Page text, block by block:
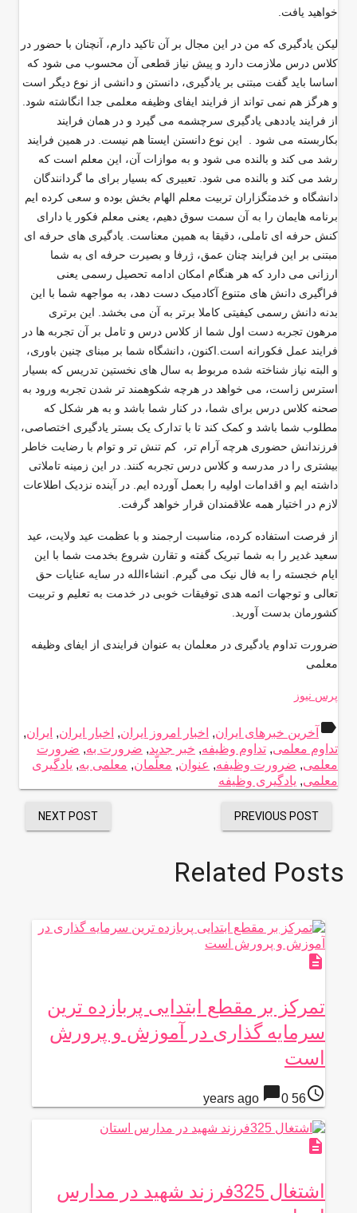
خواهید یافت
لیکن یادگیری که من در این مجال بر آن تاکید دارم، آنچنان با حضور در
کلاس درس ملازمت دارد و پیش نیاز قطعی آن محسوب می شود که
اساسا باید گفت مبتنی بر یادگیری، دانستن و دانشی از نوع دیگر است
و هرگز هم نمی تواند از فرایند ایفای وظیفه معلمی جدا انگاشته شود.
از فرایند یاددهی یادگیری سرچشمه می گیرد و در همان فرایند
بکاربسته می شود . این نوع دانستن ایستا هم نیست. در همین فرایند
رشد می کند و بالنده می شود و به موازات آن، این معلم است که
رشد می کند و بالنده می شود. تعبیری که بسیار برای ما گردانندگان
دانشگاه و خدمتگزاران تربیت معلم الهام بخش بوده و سعی کرده ایم
برنامه هایمان را به آن سمت سوق دهیم، یعنی معلم فکور یا دارای
کنش حرفه ای تاملی، دقیقا به همین معناست. یادگیری های حرفه ای
مبتنی بر این فرایند چنان عمق، ژرفا و بصیرت حرفه ای به شما
ارزانی می دارد که هر هنگام امکان ادامه تحصیل رسمی یعنی
فراگیری دانش های متنوع آکادمیک دست دهد، به مواجهه شما با این
بدنه دانش رسمی کیفیتی کاملا برتر به آن می بخشد. این برتری
مرهون تجربه دست اول شما از کلاس درس و تامل بر آن تجربه ها در
فرایند عمل فکورانه است.اکنون، دانشگاه شما بر مبنای چنین باوری،
و البته نیاز شناخته شده مربوط به سال های نخستین تدریس که بسیار
استرس زاست، می خواهد در هرچه شکوهمند تر شدن تجربه ورود به
صحنه کلاس درس برای شما، در کنار شما باشد و به هر شکل که
مطلوب شما باشد و کمک کند تا با تدارک یک بستر یادگیری اختصاصی،
فرزندانش حضوری هرچه آرام تر، کم تنش تر و توام با رضایت خاطر
بیشتری را در مدرسه و کلاس درس تجربه کنند. در این زمینه تاملاتی
داشته ایم و اقدامات اولیه را بعمل آورده ایم. در آینده نزدیک اطلاعات
لازم در اختیار همه علاقمندان قرار خواهد گرفت
از فرصت استفاده کرده، مناسبت ارجمند و با عظمت عید ولایت، عید
سعید غدیر را به شما تبریک گفته و تقارن شروع بخدمت شما با این
ایام خجسته را به فال نیک می گیرم. انشاءالله در سایه عنایات حق
تعالی و توجهات ائمه هدی توفیقات خوبی در خدمت به تعلیم و تربیت
کشورمان بدست آورید
ضرورت تداوم یادگیری در معلمان به عنوان فرایندی از ایفای وظیفه
معلمی
پرس نیوز
label آخرین خبرهای ایران, اخبار امروز ایران, اخبار ایران, ایران,
تداوم معلمی, تداوم وظیفه, خبر جدید, ضرورت به, ضرورت
معلمی, ضرورت وظیفه, عنوان, معلّمان, معلمی به, یادگیری
معلمی, یادگیری وظیفه
PREVIOUS POST
NEXT POST
Related Posts
description
تمرکز بر مقطع ابتدایی پربازده ترین
سرمایه گذاری در آموزش و پرورش
است
access_time
56 years ago
chat_bubble0
description
اشتغال 325فرزند شهيد در مدارس